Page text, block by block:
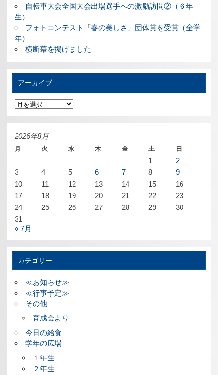
自転車大会全国大会出場選手への激励訪問②（６年
生）
フォトコンテスト「春の美しさ」団体賞を受賞（全学
年）
横断幕を掲げました
アーカイブ
ア
ー
カ
イ
ブ
2026年8月
月 火 水 木 金 土 日
1
2
3
4 5 6 7 8
9
10
11 12 13 14 15
16
17
18 19 20 21 22
23
24
25 26 27 28 29
30
31
« 7月
カテゴリー
≪お知らせ≫
≪行事予定≫
その他
育成会より
今日の給食
学年の広場
１年生
２年生